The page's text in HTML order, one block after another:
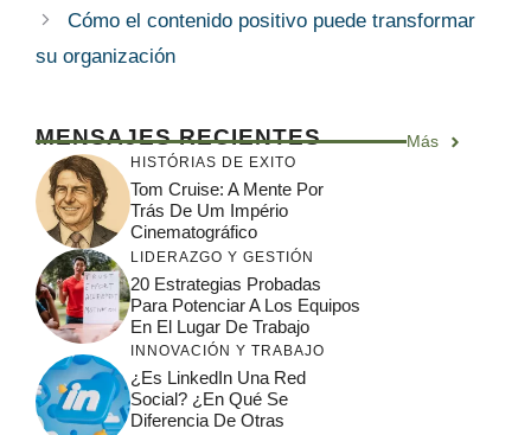
Cómo el contenido positivo puede transformar
su organización
MENSAJES RECIENTES Más
HISTÓRIAS DE EXITO
Tom Cruise: A Mente Por
Trás De Um Império
Cinematográfico
LIDERAZGO Y GESTIÓN
20 Estrategias Probadas
Para Potenciar A Los Equipos
En El Lugar De Trabajo
INNOVACIÓN Y TRABAJO
¿Es LinkedIn Una Red
Social? ¿En Qué Se
Diferencia De Otras